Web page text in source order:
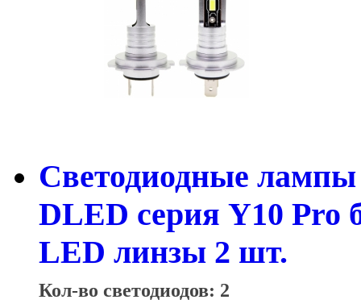
Светодиодные лампы
DLED серия Y10 Pro
LED линзы 2 шт.
Кол-во светодиодов: 2